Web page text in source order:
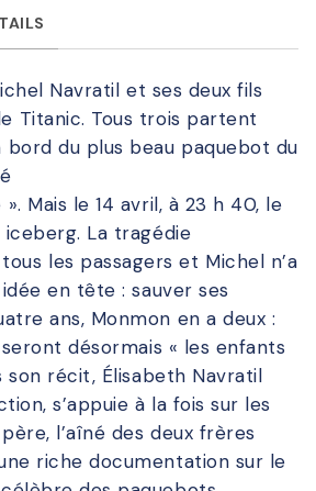
Navratil et ses deux fils
Titanic. Tous trois partent
bord du plus beau paquebot du
». Mais le 14 avril, à 23 h 40, le
La tragédie
les passagers et Michel n’a
en tête : sauver ses
ans, Monmon en a deux :
désormais « les enfants
son récit, Élisabeth Navratil
s’appuie à la fois sur les
l’aîné des deux frères
riche documentation sur le